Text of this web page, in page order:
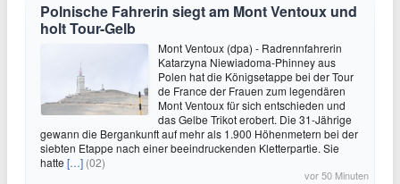
Polnische Fahrerin siegt am Mont Ventoux und
holt Tour-Gelb
Mont Ventoux (dpa) - Radrennfahrerin
Katarzyna Niewiadoma-Phinney aus
Polen hat die Königsetappe bei der Tour
de France der Frauen zum legendären
Mont Ventoux für sich entschieden und
das Gelbe Trikot erobert. Die 31-Jährige
gewann die Bergankunft auf mehr als 1.900 Höhenmetern bei der
siebten Etappe nach einer beeindruckenden Kletterpartie. Sie
hatte […] (02)
vor 50 Minuten